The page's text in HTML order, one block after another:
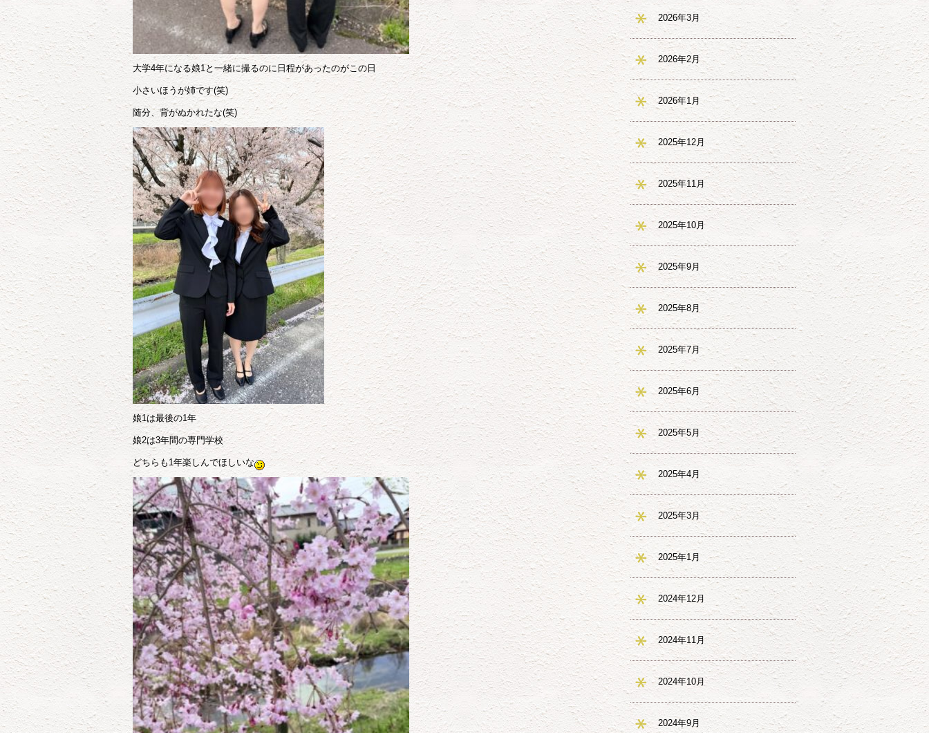
大学4年になる娘1と一緒に撮るのに日程があったのがこの日
小さいほうが姉です(笑)
随分、背がぬかれたな(笑)
娘1は最後の1年
娘2は3年間の専門学校
どちらも 1 年楽しんでほしいな
2026年3月
2026年2月
2026年1月
2025年12月
2025年11月
2025年10月
2025年9月
2025年8月
2025年7月
2025年6月
2025年5月
2025年4月
2025年3月
2025年1月
2024年12月
2024年11月
2024年10月
2024年9月